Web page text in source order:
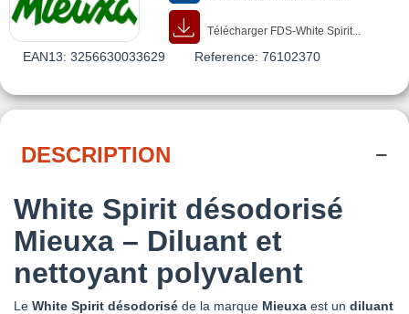
Télécharger FDS-White Spirit...
EAN13: 3256630033629 Reference: 76102370
DESCRIPTION
White Spirit désodorisé
Mieuxa – Diluant et
nettoyant polyvalent
Le White Spirit désodorisé de la marque Mieuxa est un diluant